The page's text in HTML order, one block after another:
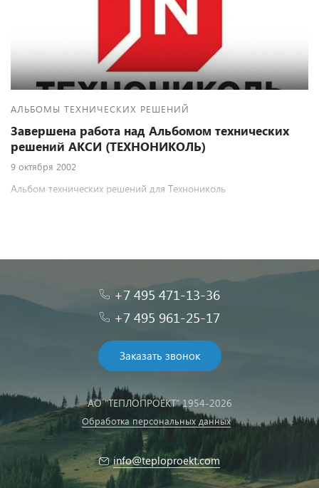
АЛЬБОМЫ ТЕХНИЧЕСКИХ РЕШЕНИЙ
Завершена работа над Альбомом технических
решений АКСИ (ТЕХНОНИКОЛЬ)
9 октября 2002
Альбом технических решений для Технониколь
+7 495 471-13-36
+7 495 961-25-17
Заказать звонок
АО "ТЕПЛОПРОЕКТ" 1954-2026
Обработка персональных данных
info@teploproekt.com